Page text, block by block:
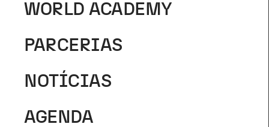
WORLD ACADEMY
PARCERIAS
NOTÍCIAS
AGENDA